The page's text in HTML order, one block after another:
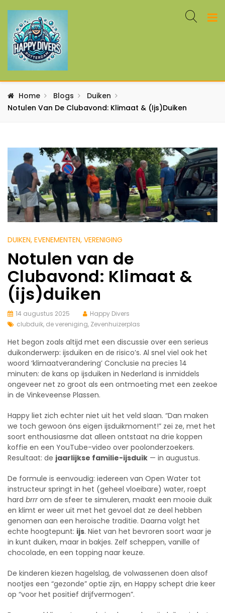
Home Blogs
Duiken
Notulen Van De Clubavond: Klimaat & (ijs)duiken
DUIKEN, EVENEMENTEN, VERENIGING
Notulen van de
Clubavond: Klimaat &
(ijs)duiken
14 augustus 2025
Happy Divers
clubduik, de vereniging, Zevenhuizerplas
Het begon zoals altijd met een discussie over een serieus
duikonderwerp: ijsduiken en de risico’s. Al snel viel ook het
woord ‘klimaatverandering’ Conclusie na precies 14
minuten: de kans op ijsduiken in Nederland is inmiddels
ongeveer net zo groot als een ontmoeting met een zeekoe
in de Vinkeveense Plassen.
Happy liet zich echter niet uit het veld slaan. “Dan maken
we toch gewoon óns eigen ijsduikmoment!” zei ze, met het
soort enthousiasme dat alleen ontstaat na drie koppen
koffie en een YouTube-video over poolonderzoekers.
Resultaat: de jaarlijkse familie-ijsduik — in augustus.
De formule is eenvoudig: iedereen van Open Water tot
instructeur springt in het (geheel vloeibare) water, roept
hard brrrom de sfeer te simuleren, maakt een mooie duik
en klimt er weer uit met het gevoel dat ze deel hebben
genomen aan een heroïsche traditie. Daarna volgt het
echte hoogtepunt: ijs. Niet van het bevroren soort waar je
in kunt duiken, maar in bakjes. Zelf scheppen, vanille of
chocolade, en een topping naar keuze.
De kinderen kiezen hagelslag, de volwassenen doen alsof
nootjes een “gezonde” optie zijn, en Happy schept drie keer
op “voor het positief drijfvermogen”.